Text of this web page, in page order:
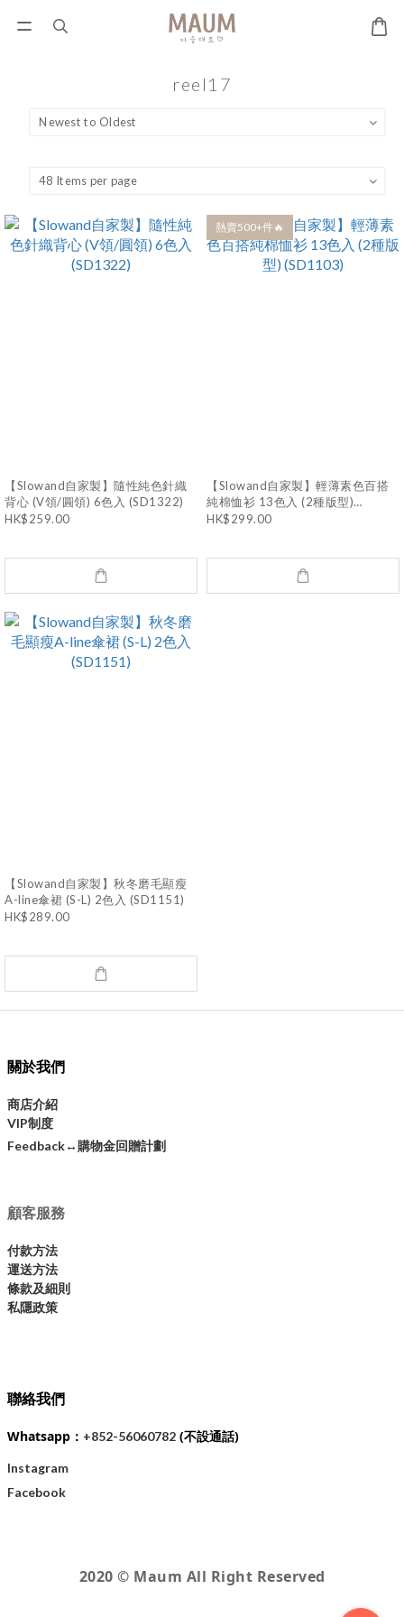
reel17
【Slowand自家製】隨性純色針織
背心 (V領/圓領) 6色入 (SD1322)
HK$259.00
熱賣500+件🔥
【Slowand自家製】輕薄素色百搭
純棉恤衫 13色入 (2種版型)
(SD1103)
HK$299.00
【Slowand自家製】秋冬磨毛顯瘦
A-line傘裙 (S-L) 2色入 (SD1151)
HK$289.00
關於我們
商店介紹
VIP制度
Feedback↔購物金回贈計劃
顧客服務
付款方法
運送方法
條款及細則
私隱政策
聯絡我們
Whatsapp： +852-56060782 (不設通話)
Instagram
Facebook
2020 © Maum All Right Reserved